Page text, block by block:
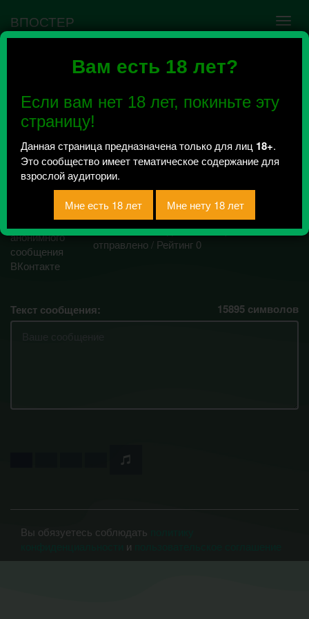
Вам есть 18 лет?
Если вам нет 18 лет, покиньте эту
страницу!
Данная страница предназначена только для лиц 18+.
Это сообщество имеет тематическое содержание для
взрослой аудитории.
ВПОСТЕР
Ошибка VK API #5
сообщества нужно авторизоваться на сервисе
повторно.
Почём сучка?
Сексвайф|Шкуры|
Шлюхи
Всего 0, за сегодня 0 сообщений
отправлено / Рейтинг 0
Текст сообщения: 15895 символов
Вы обязуетесь соблюдать
и